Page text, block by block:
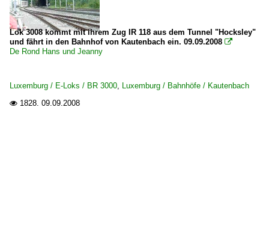
Lok 3008 kommt mit ihrem Zug IR 118 aus dem Tunnel "Hocksley"
und fährt in den Bahnhof von Kautenbach ein. 09.09.2008 
De Rond Hans und Jeanny
Luxemburg / E-Loks / BR 3000, Luxemburg / Bahnhöfe / Kautenbach
 1828. 09.09.2008